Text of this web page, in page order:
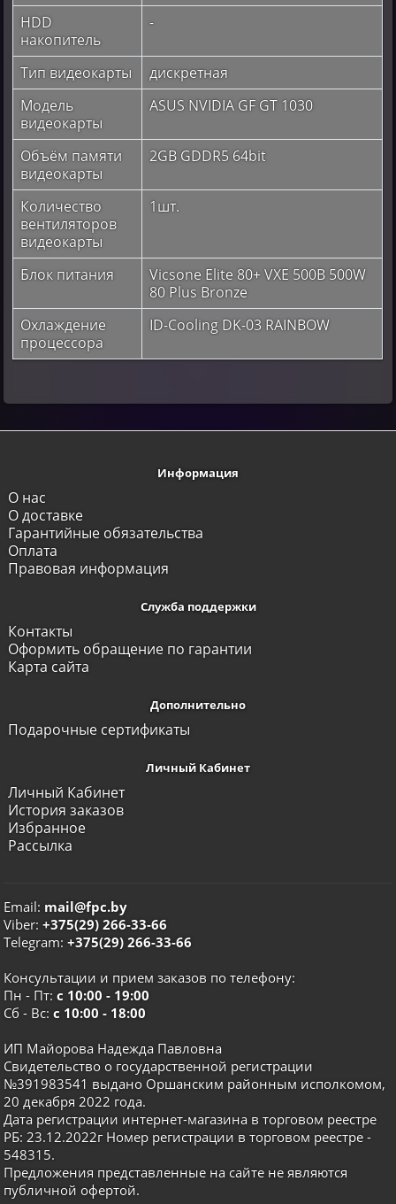
HDD
накопитель
-
Тип видеокарты
дискретная
Модель
видеокарты
ASUS NVIDIA GF GT 1030
Объём памяти
видеокарты
2GB GDDR5 64bit
Количество
вентиляторов
видеокарты
1шт.
Блок питания
Vicsone Elite 80+ VXE 500B 500W
80 Plus Bronze
Охлаждение
процессора
ID-Cooling DK-03 RAINBOW
Информация
О нас
О доставке
Гарантийные обязательства
Оплата
Правовая информация
Служба поддержки
Контакты
Оформить обращение по гарантии
Карта сайта
Дополнительно
Подарочные сертификаты
Личный Кабинет
Личный Кабинет
История заказов
Избранное
Рассылка
Email: mail@fpc.by
Viber:+375(29) 266-33-66
Telegram:+375(29) 266-33-66
Консультации и прием заказов по телефону:
Пн - Пт:с 10:00 - 19:00
Сб - Вс:с 10:00 - 18:00
ИП Майорова Надежда Павловна
Свидетельство о государственной регистрации
№391983541 выдано Оршанским районным исполкомом,
20 декабря 2022 года.
Дата регистрации интернет-магазина в торговом реестре
РБ: 23.12.2022г Номер регистрации в торговом реестре -
548315.
Предложения представленные на сайте не являются
публичной офертой.